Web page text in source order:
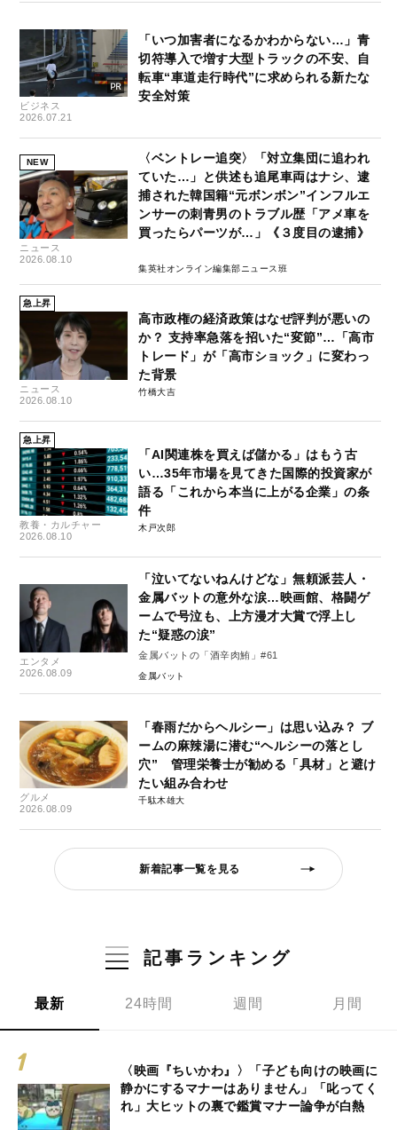
ビジネス
2026.07.21
「いつ加害者になるかわからない…」青
切符導入で増す大型トラックの不安、自
転車“車道走行時代”に求められる新たな
安全対策
NEW
ニュース
2026.08.10
〈ベントレー追突〉「対立集団に追われ
ていた…」と供述も追尾車両はナシ、逮
捕された韓国籍“元ボンボン”インフルエ
ンサーの刺青男のトラブル歴「アメ車を
買ったらパーツが…」《３度目の逮捕》
集英社オンライン編集部ニュース班
急上昇
ニュース
2026.08.10
高市政権の経済政策はなぜ評判が悪いの
か？ 支持率急落を招いた“変節”…「高市
トレード」が「高市ショック」に変わっ
た背景
竹橋大吉
急上昇
教養・カルチャー
2026.08.10
「AI関連株を買えば儲かる」はもう古
い…35年市場を見てきた国際的投資家が
語る「これから本当に上がる企業」の条
件
木戸次郎
エンタメ
2026.08.09
「泣いてないねんけどな」無頼派芸人・
金属バットの意外な涙…映画館、格闘ゲ
ームで号泣も、上方漫才大賞で浮上し
た“疑惑の涙”
金属バットの「酒辛肉鮪」#61
金属バット
グルメ
2026.08.09
「春雨だからヘルシー」は思い込み？ ブ
ームの麻辣湯に潜む“ヘルシーの落とし
穴” 管理栄養士が勧める「具材」と避け
たい組み合わせ
千駄木雄大
新着記事一覧を見る
記事ランキング
最新 24時間 週間 月間
〈映画『ちいかわ』〉「子ども向けの映画に
静かにするマナーはありません」「叱ってく
れ」大ヒットの裏で鑑賞マナー論争が白熱